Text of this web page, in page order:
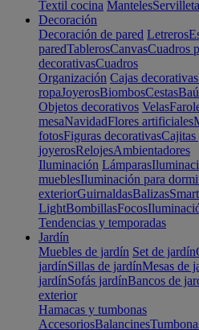
Textil cocina Manteles
Decoración
Decoración de pared Letreros
paredTablerosCanvasCuadros
decorativasCuadros
Organización Cajas decorativas
ropaJoyerosBiombosCestas
Objetos decorativos Velas
mesaNavidadFlores artificiales
fotosFiguras decorativasCajitas
joyerosRelojesAmbientadores
Iluminación Lámparas
mueblesIluminación para
exteriorGuirnaldasBalizasSmart
LightBombillasFocos
Tendencias y temporadas
Jardín
Muebles de jardín Set de jardín
jardínSillas de jardínMesas de
jardínSofás jardínBancos de
exterior
Hamacas y tumbonas
AccesoriosBalancines